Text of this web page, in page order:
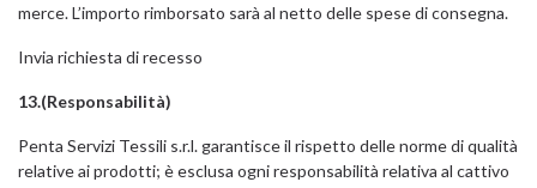
merce. L’importo rimborsato sarà al netto delle spese di consegna.
Invia richiesta di recesso
13.(Responsabilità)
Penta Servizi Tessili s.r.l. garantisce il rispetto delle norme di qualità
relative ai prodotti; è esclusa ogni responsabilità relativa al cattivo